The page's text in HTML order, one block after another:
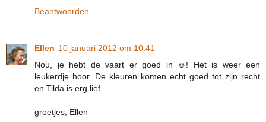
Beantwoorden
Ellen 10 januari 2012 om 10:41
Nou, je hebt de vaart er goed in ☺! Het is weer een
leukerdje hoor. De kleuren komen echt goed tot zijn recht
en Tilda is erg lief.
groetjes, Ellen